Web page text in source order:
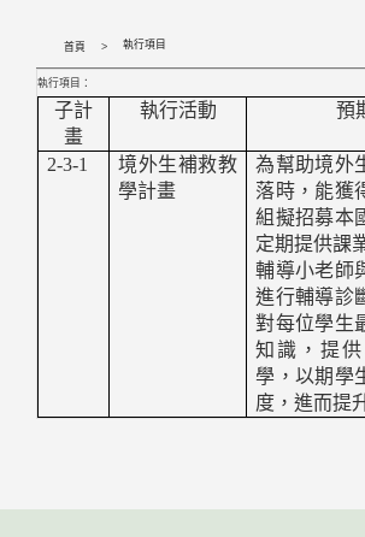
相關法規 Laws
外國學生專班 International Programs
學校首頁 WZU homepage
境外組首頁 SOSA Homepage
國合處首頁 OICC homepage
國際交流組 International Exchange
首頁 執行項目
執行項目：
子計
畫
執行活動 預
2-3-1
境外生補救教
學計畫
為幫助境外
落時，能獲
組擬招募本
定期提供課
輔導小老師
進行輔導診
對每位學生
知識，提
學，以期學
度，進而提